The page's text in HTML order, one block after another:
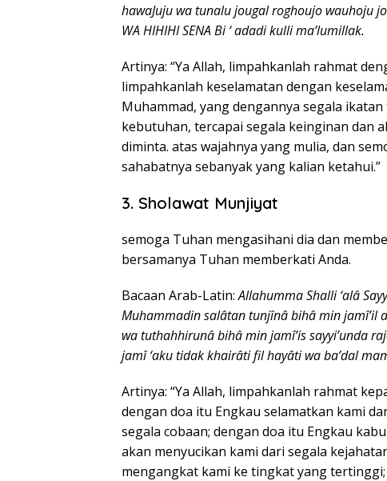
hawaJuju wa tunalu jougal roghoujo wauhoju
WA HIHIHI SENA Bi ‘ adadi kulli ma’lumillak.
Artinya: “Ya Allah, limpahkanlah rahmat
limpahkanlah keselamatan dengan
Muhammad, yang dengannya segala
kebutuhan, tercapai segala keinginan dan
diminta. atas wajahnya yang mulia, dan
sahabatnya sebanyak yang kalian ketahui.”
3. Sholawat Munjiyat
semoga Tuhan mengasihani dia dan
bersamanya Tuhan memberkati Anda.
Bacaan Arab-Latin:Allahumma Shalli ‘alâ
Muhammadin salâtan tunjînâ bihâ min jamî’il
wa tuthahhirunâ bihâ min jamî’is sayyi’unda
jamî ‘aku tidak khairâti fil hayâti wa ba’dal
Artinya: “Ya Allah, limpahkanlah rahmat
dengan doa itu Engkau selamatkan kami
segala cobaan; dengan doa itu Engkau
akan menyucikan kami dari segala
mengangkat kami ke tingkat yang